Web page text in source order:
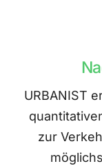
URBANIST
zur